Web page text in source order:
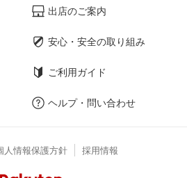
出店のご案内
安心・安全の取り組み
ご利用ガイド
ヘルプ・問い合わせ
人情報保護方針 採用情報